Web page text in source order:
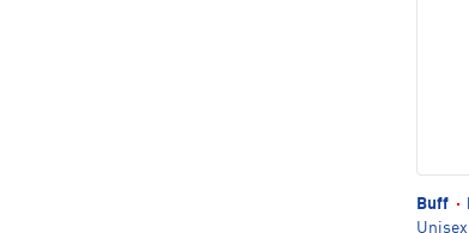
Buff ·
Unisex